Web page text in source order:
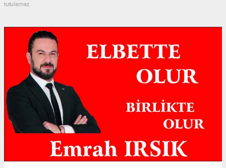
tutulamaz.